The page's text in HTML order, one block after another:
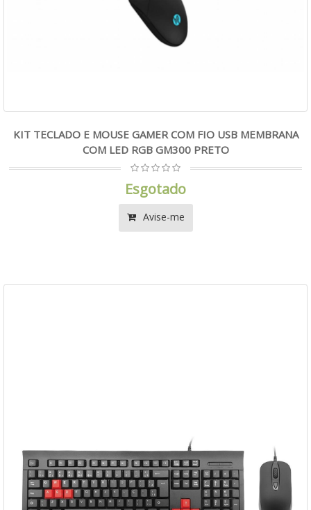
KIT TECLADO E MOUSE GAMER COM FIO USB MEMBRANA
COM LED RGB GM300 PRETO
Esgotado
Avise-me